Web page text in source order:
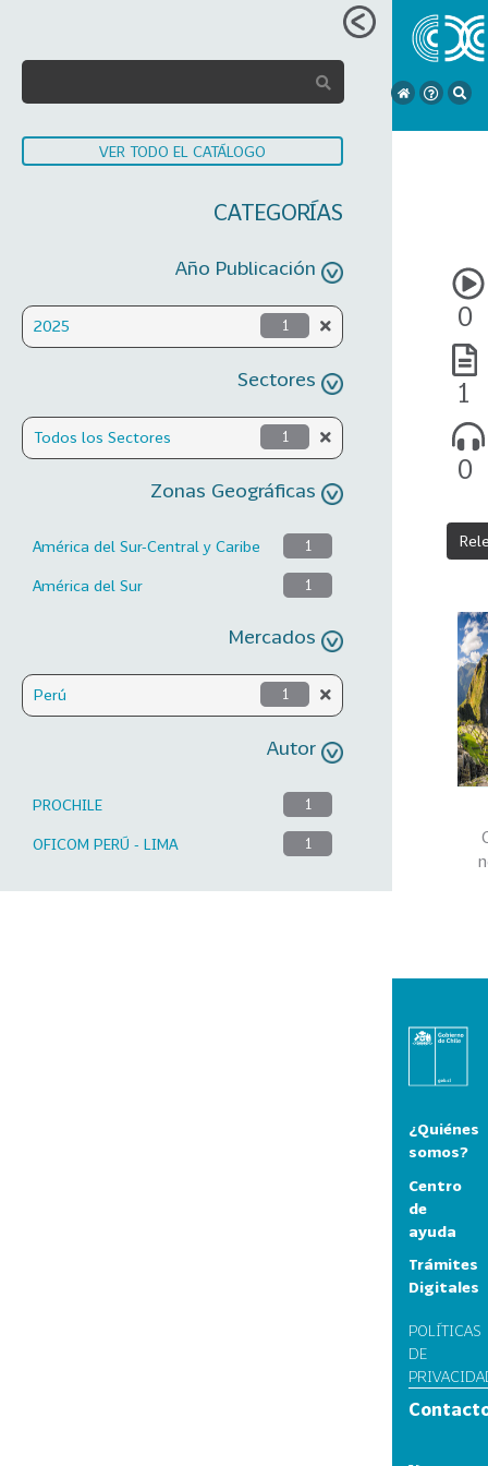
VER TODO EL CATÁLOGO
CATEGORÍAS
Año Publicación
2025 1
Sectores
Todos los Sectores 1
Zonas Geográficas
América del Sur-Central y Caribe 1
América del Sur 1
Mercados
Perú 1
Autor
PROCHILE 1
OFICOM PERÚ - LIMA 1
0
1
0
¿Quiénes
somos?
Centro
de
ayuda
Trámites
Digitales
POLÍTICAS
DE